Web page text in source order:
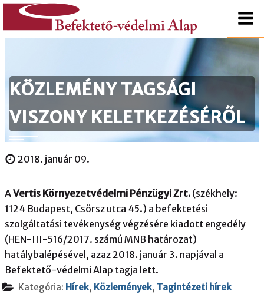
tartalomhoz
Alap
KÖZLEMÉNY TAGSÁGI
VISZONY KELETKEZÉSÉRŐL
2018. január 09.
AVertis Környezetvédelmi Pénzügyi Zrt. (székhely:
1124 Budapest, Csörsz utca 45.) a befektetési
szolgáltatási tevékenység végzésére kiadott engedély
(HEN-III-516/2017. számú MNB határozat)
hatálybalépésével, azaz 2018. január 3. napjával a
Befektető-védelmi Alap tagja lett.
Kategória: Hírek, Közlemények, Tagintézeti hírek